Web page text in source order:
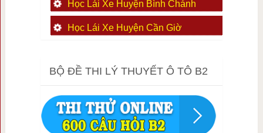
Học Lái Xe Huyện Bình Chánh
Học Lái Xe Huyện Cần Giờ
BỘ ĐỀ THI LÝ THUYẾT Ô TÔ B2